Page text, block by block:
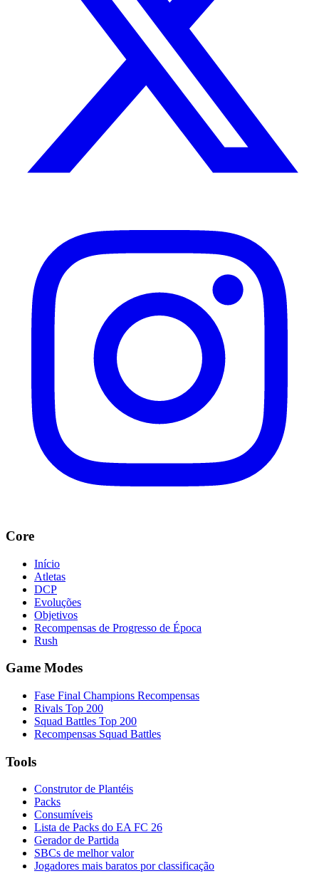
Core
Início
Atletas
DCP
Evoluções
Objetivos
Recompensas de Progresso de Época
Rush
Game Modes
Fase Final Champions Recompensas
Rivals Top 200
Squad Battles Top 200
Recompensas Squad Battles
Tools
Construtor de Plantéis
Packs
Consumíveis
Lista de Packs do EA FC 26
Gerador de Partida
SBCs de melhor valor
Jogadores mais baratos por classificação